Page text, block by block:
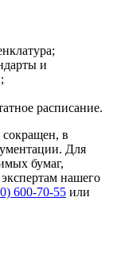
и
расписание.
в
Для
бумаг,
экспертам нашего
600-70-55 или